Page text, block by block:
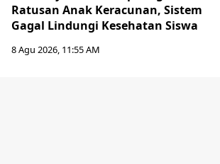
Ratusan Anak Keracunan, Sistem
Gagal Lindungi Kesehatan Siswa
8 Agu 2026, 11:55 AM